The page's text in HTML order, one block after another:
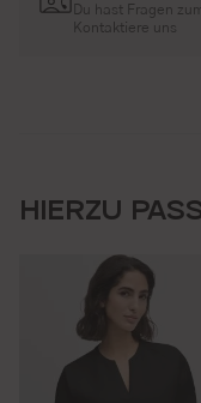
Du hast Fragen
Kontaktiere uns
HIERZU